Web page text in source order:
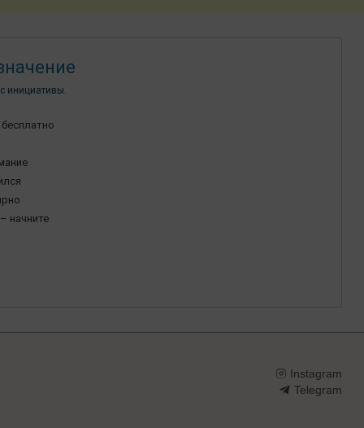
инициативы.
начните
Instagram
Telegram